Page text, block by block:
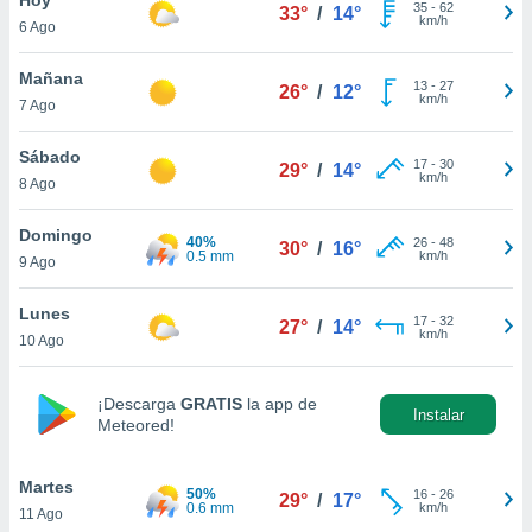
en
más
nuestra
de
aceptar
de
6 Ago
33° / 14° 35- 62
km/h
Mañana
7 Ago
26° / 12° 13- 27
km/h
Sábado
8 Ago
29° / 14° 17- 30
km/h
Domingo
9 Ago
40%
0.5 mm
30° / 16° 26- 48
km/h
Lunes
10 Ago
27° / 14° 17- 32
km/h
¡Descarga GRATIS la app de
Meteored!
Instalar
Martes
11 Ago
50%
0.6 mm
29° / 17° 16- 26
km/h